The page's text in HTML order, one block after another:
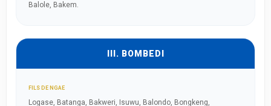
Balole, Bakem.
III. BOMBEDI
FILS DE NGAE
Logase, Batanga, Bakweri, Isuwu, Balondo, Bongkeng,